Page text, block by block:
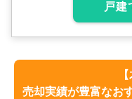
戸建
【
売却実績が豊富なお